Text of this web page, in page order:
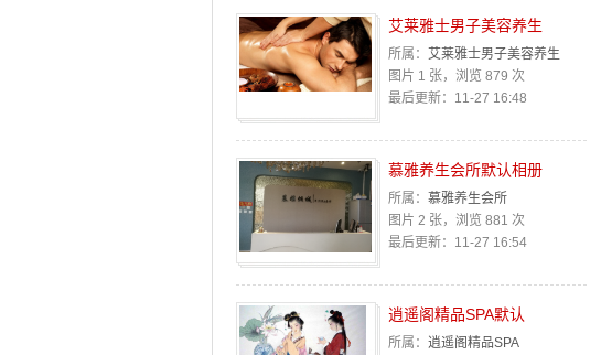
艾莱雅士男子美容养生
所属： 艾莱雅士男子美容养生
图片 1 张，浏览 879 次
最后更新：11-27 16:48
慕雅养生会所默认相册
所属： 慕雅养生会所
图片 2 张，浏览 881 次
最后更新：11-27 16:54
逍遥阁精品SPA默认
所属： 逍遥阁精品SPA